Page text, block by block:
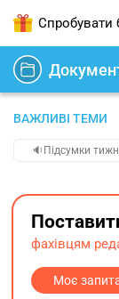
Спробувати
ВАЖЛИВІ ТЕМИ
🔉Підсумки
фахівцям
Моє